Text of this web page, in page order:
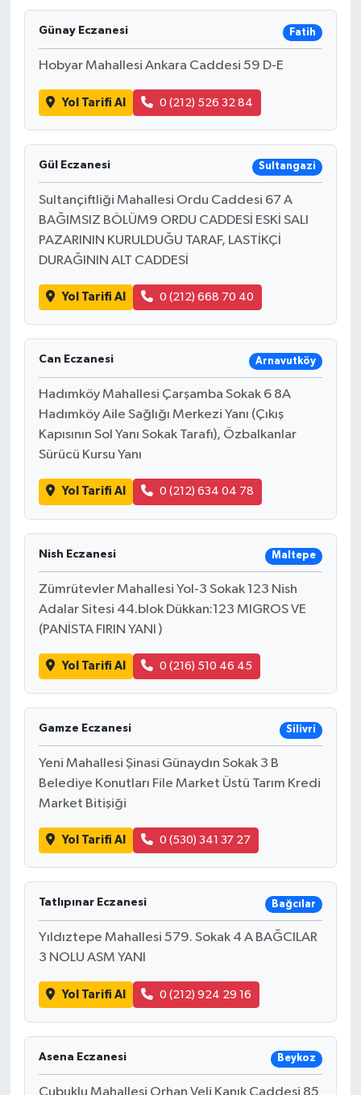
Günay Eczanesi Fatih
Hobyar Mahallesi Ankara Caddesi 59 D-E
Yol Tarifi Al 0 (212) 526 32 84
Gül Eczanesi Sultangazi
Sultançiftliği Mahallesi Ordu Caddesi 67 A
BAĞIMSIZ BÖLÜM9 ORDU CADDESİ ESKİ SALI
PAZARININ KURULDUĞU TARAF, LASTİKÇİ
DURAĞININ ALT CADDESİ
Yol Tarifi Al 0 (212) 668 70 40
Can Eczanesi Arnavutköy
Hadımköy Mahallesi Çarşamba Sokak 6 8A
Hadımköy Aile Sağlığı Merkezi Yanı (Çıkış
Kapısının Sol Yanı Sokak Tarafı), Özbalkanlar
Sürücü Kursu Yanı
Yol Tarifi Al 0 (212) 634 04 78
Nish Eczanesi Maltepe
Zümrütevler Mahallesi Yol-3 Sokak 123 Nish
Adalar Sitesi 44.blok Dükkan:123 MIGROS VE
(PANİSTA FIRIN YANI )
Yol Tarifi Al 0 (216) 510 46 45
Gamze Eczanesi Silivri
Yeni Mahallesi Şinasi Günaydın Sokak 3 B
Belediye Konutları File Market Üstü Tarım Kredi
Market Bitişiği
Yol Tarifi Al 0 (530) 341 37 27
Tatlıpınar Eczanesi Bağcılar
Yıldıztepe Mahallesi 579. Sokak 4 A BAĞCILAR
3 NOLU ASM YANI
Yol Tarifi Al 0 (212) 924 29 16
Asena Eczanesi Beykoz
Çubuklu Mahallesi Orhan Veli Kanık Caddesi 85